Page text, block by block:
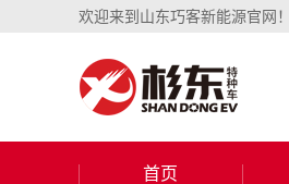
欢迎来到山东巧客新能源官网！
首页